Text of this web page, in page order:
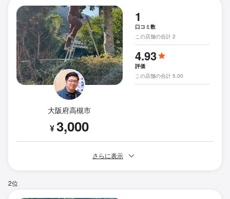
大阪府高槻市
¥3,000
1
口コミ数
この店舗の合計 2
4.93
評価
この店舗の合計 5.00
さらに表示
2位